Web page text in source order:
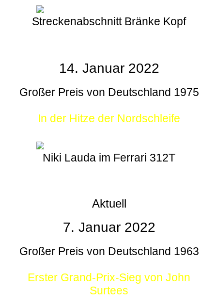
Streckenabschnitt Bränke Kopf
14. Januar 2022
Großer Preis von Deutschland 1975
In der Hitze der Nordschleife
Niki Lauda im Ferrari 312T
Aktuell
7. Januar 2022
Großer Preis von Deutschland 1963
Erster Grand-Prix-Sieg von John
Surtees